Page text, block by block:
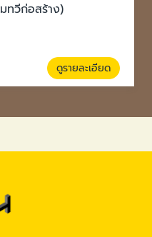
ทวีก่อสร้าง)
ดูรายละเอียด